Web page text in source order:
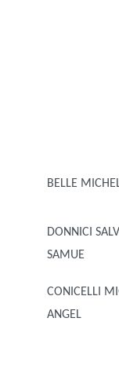
BELLE
DONNICI
SAMUE
CONICELLI
ANGEL